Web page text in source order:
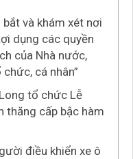
bắt và khám xét nơi
dụng các quyền
của Nhà nước,
cá nhân”
tổ chức Lễ
thăng cấp bậc hàm
điều khiển xe ô